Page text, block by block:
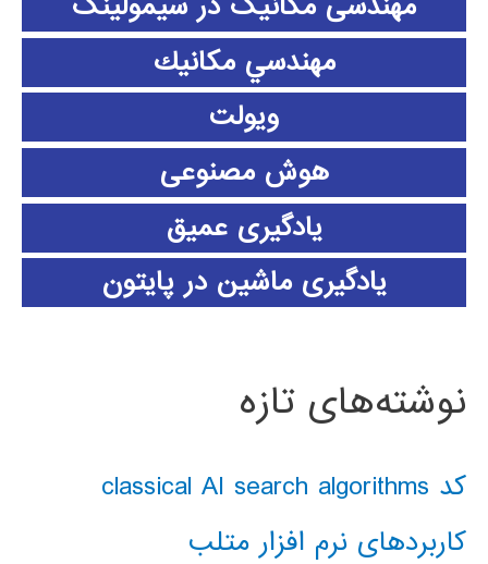
مهندسي مكانيك
ویولت
هوش مصنوعی
یادگیری عمیق
یادگیری ماشین در پایتون
نوشته‌های تازه
کد classical AI search algorithms
کاربردهای نرم افزار متلب